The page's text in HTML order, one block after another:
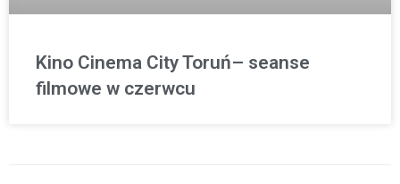
Kino Cinema City Toruń– seanse
filmowe w czerwcu